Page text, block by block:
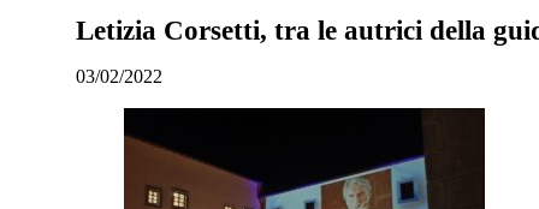
Letizia Corsetti, tra le autrici della
03/02/2022